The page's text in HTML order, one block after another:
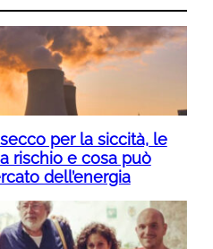
per la siccità, le
rischio e cosa può
dell’energia